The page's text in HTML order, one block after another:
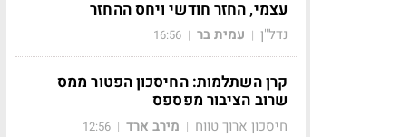
עצמי, החזר חודשי ויחס ההחזר
נדל"ן | עמית בר |
16:56
קרן השתלמות: החיסכון הפטור ממס
שרוב הציבור מפספס
חיסכון ארוך טווח | מירב ארד |
12:56